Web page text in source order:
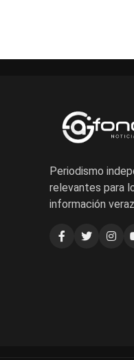
Periodismo
relevantes para
información